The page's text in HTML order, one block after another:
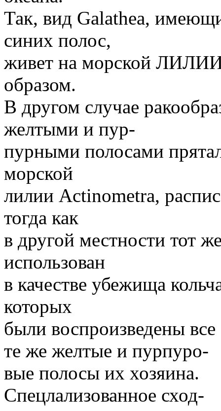
Так, вид Galathea,
синих полос,
живет на морской
образом.
В другом случае
желтыми и пур-
пурными полосами
морской
лилии Actinometra,
тогда как
в другой местности тот
использован
в качестве убежища
которых
были воспроизведены все
те же желтые и пурпуро-
вые полосы их хозяина.
Спецлализованное сход-